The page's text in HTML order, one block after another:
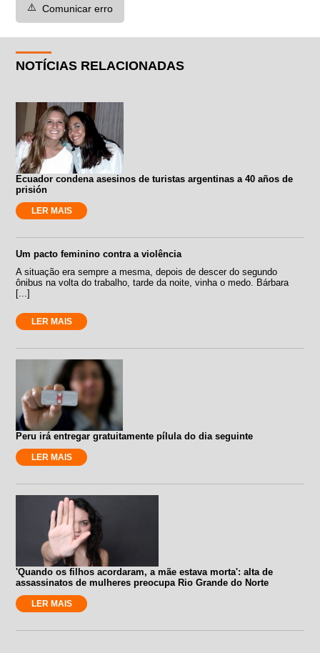
⚠️ Comunicar erro
NOTÍCIAS RELACIONADAS
Ecuador condena asesinos de turistas argentinas a 40 años de
prisión
LER MAIS
Um pacto feminino contra a violência
A situação era sempre a mesma, depois de descer do segundo
ônibus na volta do trabalho, tarde da noite, vinha o medo. Bárbara
[...]
LER MAIS
Peru irá entregar gratuitamente pílula do dia seguinte
LER MAIS
'Quando os filhos acordaram, a mãe estava morta': alta de
assassinatos de mulheres preocupa Rio Grande do Norte
LER MAIS